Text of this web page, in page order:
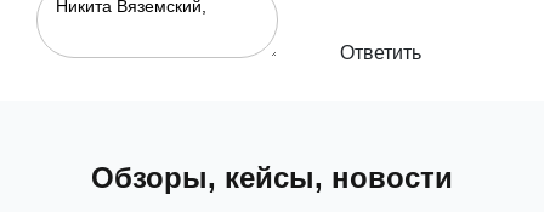
Ответить
Обзоры, кейсы, новости